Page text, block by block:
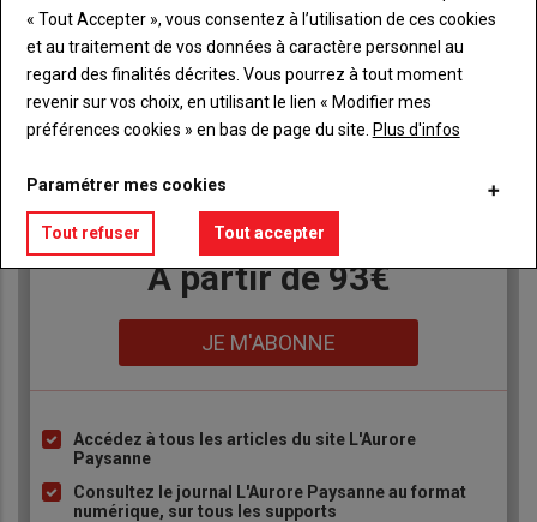
TITRE JE M'ABONNE
Body A partir de 93€
JE M'ABONNE
Liste
puce
Accédez à tous les articles du site L'Aurore
Paysanne
Consultez le journal L'Aurore Paysanne au format
numérique, sur tous les supports
« Tout Accepter », vous consentez à l’utilisation de ces cookies
et au traitement de vos données à caractère personnel au
regard des finalités décrites. Vous pourrez à tout moment
revenir sur vos choix, en utilisant le lien « Modifier mes
préférences cookies » en bas de page du site. Plus d'infos
Paramétrer mes cookies
Tout refuser Tout accepter